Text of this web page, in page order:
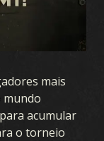
mais
mundo
acumular
o torneio